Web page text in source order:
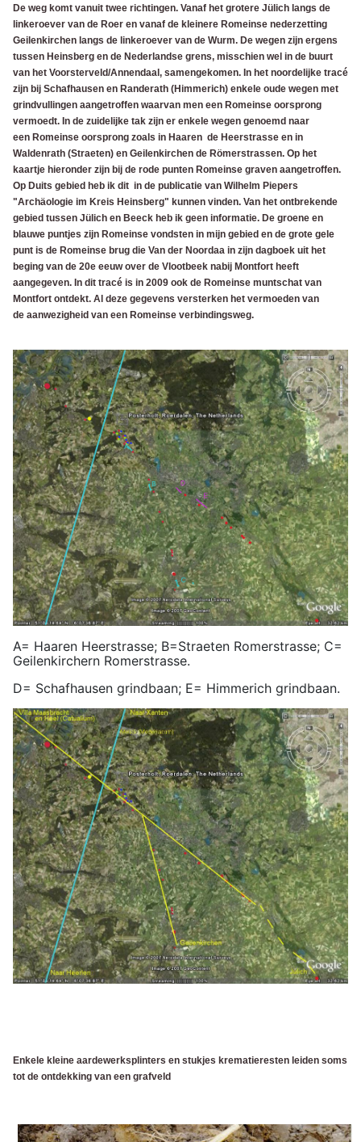
De weg komt vanuit twee richtingen. Vanaf het grotere Jülich langs de
linkeroever van de Roer en vanaf de kleinere Romeinse nederzetting
Geilenkirchen langs de linkeroever van de Wurm. De wegen zijn ergens
tussen Heinsberg en de Nederlandse grens, misschien wel in de buurt
van het Voorsterveld/Annendaal, samengekomen. In het noordelijke tracé
zijn bij Schafhausen en Randerath (Himmerich) enkele oude wegen met
grindvullingen aangetroffen waarvan men een Romeinse oorsprong
vermoedt. In de zuidelijke tak zijn er enkele wegen genoemd naar
een Romeinse oorsprong zoals in Haaren de Heerstrasse en in
Waldenrath (Straeten) en Geilenkirchen de Römerstrassen. Op het
kaartje hieronder zijn bij de rode punten Romeinse graven aangetroffen.
Op Duits gebied heb ik dit in de publicatie van Wilhelm Piepers
"Archäologie im Kreis Heinsberg" kunnen vinden. Van het ontbrekende
gebied tussen Jülich en Beeck heb ik geen informatie. De groene en
blauwe puntjes zijn Romeinse vondsten in mijn gebied en de grote gele
punt is de Romeinse brug die Van der Noordaa in zijn dagboek uit het
beging van de 20e eeuw over de Vlootbeek nabij Montfort heeft
aangegeven. In dit tracé is in 2009 ook de Romeinse muntschat van
Montfort ontdekt. Al deze gegevens versterken het vermoeden van
de aanwezigheid van een Romeinse verbindingsweg.
A= Haaren Heerstrasse; B=Straeten Romerstrasse; C=
Geilenkirchern Romerstrasse.
D= Schafhausen grindbaan; E= Himmerich grindbaan.
Enkele kleine aardewerksplinters en stukjes krematieresten leiden soms
tot de ontdekking van een grafveld